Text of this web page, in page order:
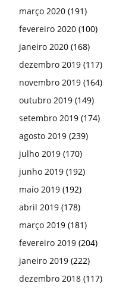
março 2020 (191)
fevereiro 2020 (100)
janeiro 2020 (168)
dezembro 2019 (117)
novembro 2019 (164)
outubro 2019 (149)
setembro 2019 (174)
agosto 2019 (239)
julho 2019 (170)
junho 2019 (192)
maio 2019 (192)
abril 2019 (178)
março 2019 (181)
fevereiro 2019 (204)
janeiro 2019 (222)
dezembro 2018 (117)